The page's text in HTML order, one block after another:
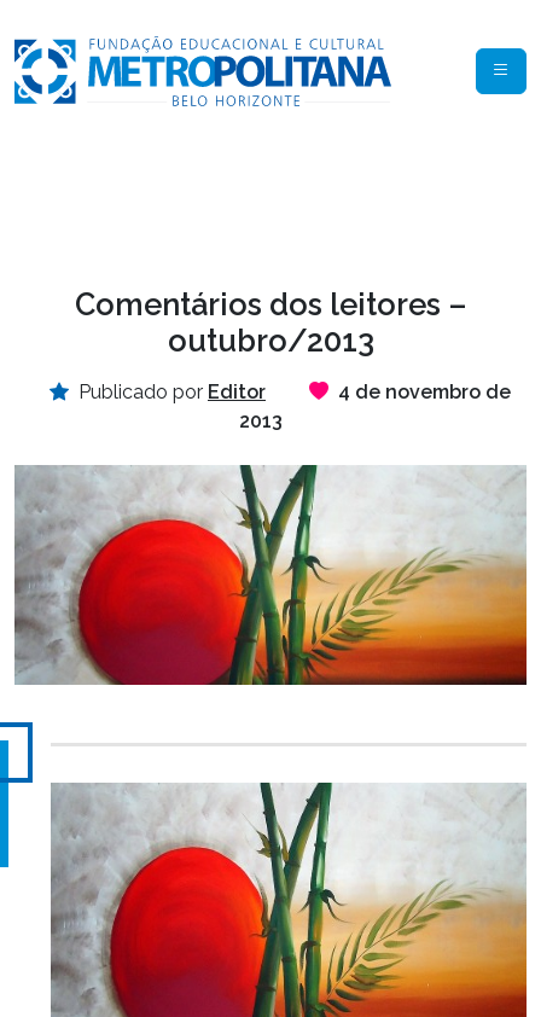
Comentários dos leitores –
outubro/2013
Publicado por Editor
4 de novembro de
2013